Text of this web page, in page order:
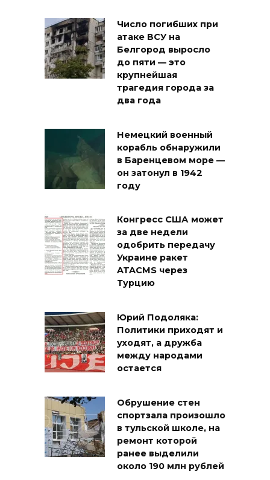
Число погибших при
атаке ВСУ на
Белгород выросло
до пяти — это
крупнейшая
трагедия города за
два года
Немецкий военный
корабль обнаружили
в Баренцевом море —
он затонул в 1942
году
Конгресс США может
за две недели
одобрить передачу
Украине ракет
ATACMS через
Турцию
Юрий Подоляка:
Политики приходят и
уходят, а дружба
между народами
остается
Обрушение стен
спортзала произошло
в тульской школе, на
ремонт которой
ранее выделили
около 190 млн рублей